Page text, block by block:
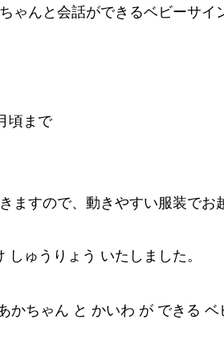
ゃんと会話ができるベビーサイ
頃まで
ますので、動きやすい服装でお
ゅうりょう いたしました。
かちゃん と かいわ が できる